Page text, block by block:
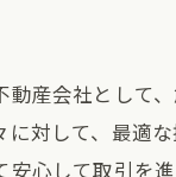
産会社として
対して、最適
心して取引を